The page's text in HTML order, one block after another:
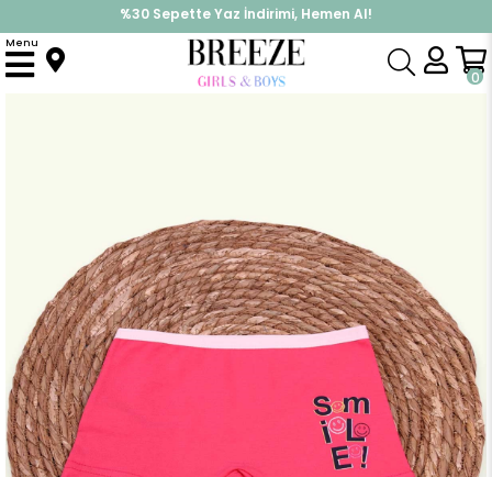
%30 Sepette Yaz İndirimi, Hemen Al!
İndirimlere ek %10 İndirimi Kap, Hemen Üye Ol!
0
Menu
Anasayfa Pijama & İç Giyim KIZ İç Giyim Kız Çocuk Boxer Smile Baskılı Mercan (6 Yaş)